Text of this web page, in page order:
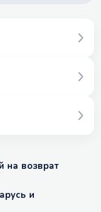
на возврат
и